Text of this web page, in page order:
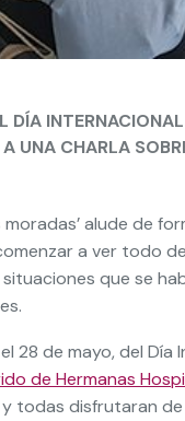
DÍA
UNA CHARLA
moradas’ alude de
a ver todo
que se
28 de mayo, del Día
de Hermanas
todas disfrutaran